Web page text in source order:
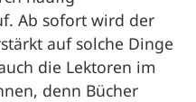
Ab sofort wird der
auf solche Dinge
die Lektoren im
denn Bücher